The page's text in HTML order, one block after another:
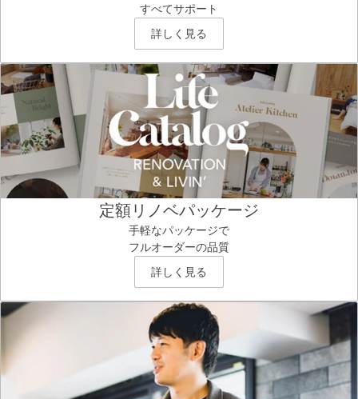
すべてサポート
詳しく見る
定額リノベパッケージ
手軽なパッケージで
フルオーダーの品質
詳しく見る